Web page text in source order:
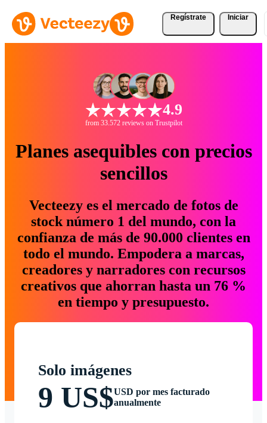
Regístrate Iniciar
4.9
from 33.572 reviews on Trustpilot
Planes asequibles con precios
sencillos
Vecteezy es el mercado de fotos de
stock número 1 del mundo, con la
confianza de más de 90.000 clientes en
todo el mundo. Empodera a marcas,
creadores y narradores con recursos
creativos que ahorran hasta un 76 %
en tiempo y presupuesto.
Solo imágenes
9 US$USD por mes facturado
anualmente